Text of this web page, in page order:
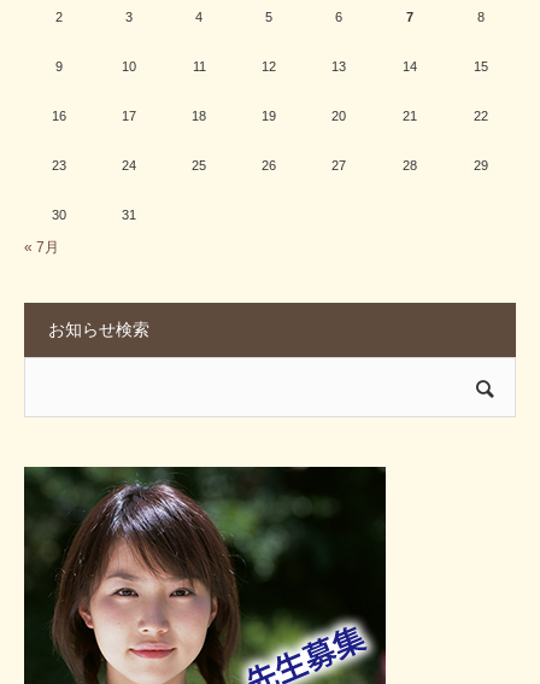
2 3 4 5 6 7 8
9 10 11 12 13 14 15
16 17 18 19 20 21 22
23 24 25 26 27 28 29
30 31
« 7月
お知らせ検索